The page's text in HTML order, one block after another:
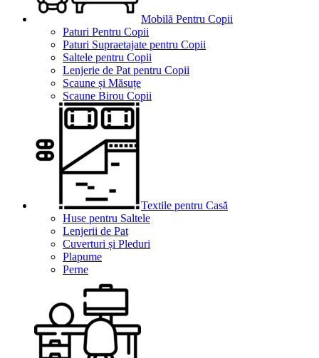
Mobilă Pentru Copii
Paturi Pentru Copii
Paturi Supraetajate pentru Copii
Saltele pentru Copii
Lenjerie de Pat pentru Copii
Scaune și Măsuțe
Scaune Birou Copii
Textile pentru Casă
Huse pentru Saltele
Lenjerii de Pat
Cuverturi și Pleduri
Plapume
Perne